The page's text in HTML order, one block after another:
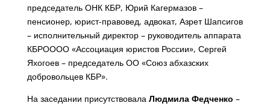
председатель ОНК КБР, Юрий Кагермазов –
пенсионер, юрист-правовед, адвокат, Азрет Шапсигов
– исполнительный директор – руководитель аппарата
КБРОООО «Ассоциация юристов России», Сергей
Яхогоев – председатель ОО «Союз абхазских
добровольцев КБР».
На заседании присутствовала Людмила Федченко –